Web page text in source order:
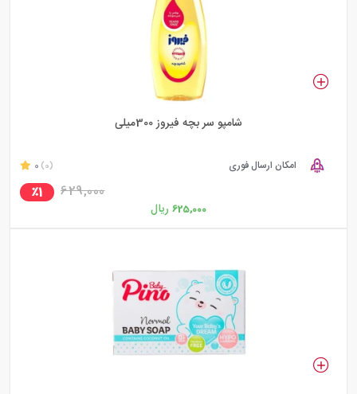
شامپو سر بچه فیروز 300میلی
امکان ارسال فوری 0 (0)
629,000 ٪1
625,000 ریال